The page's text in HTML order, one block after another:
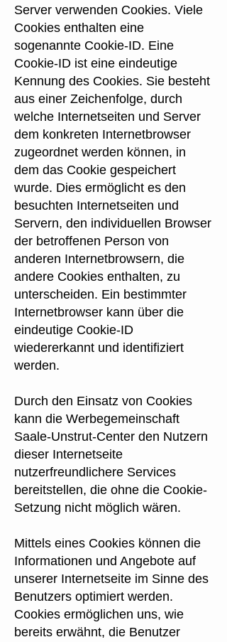
Server verwenden Cookies. Viele
Cookies enthalten eine
sogenannte Cookie-ID. Eine
Cookie-ID ist eine eindeutige
Kennung des Cookies. Sie besteht
aus einer Zeichenfolge, durch
welche Internetseiten und Server
dem konkreten Internetbrowser
zugeordnet werden können, in
dem das Cookie gespeichert
wurde. Dies ermöglicht es den
besuchten Internetseiten und
Servern, den individuellen Browser
der betroffenen Person von
anderen Internetbrowsern, die
andere Cookies enthalten, zu
unterscheiden. Ein bestimmter
Internetbrowser kann über die
eindeutige Cookie-ID
wiedererkannt und identifiziert
werden.
Durch den Einsatz von Cookies
kann die Werbegemeinschaft
Saale-Unstrut-Center den Nutzern
dieser Internetseite
nutzerfreundlichere Services
bereitstellen, die ohne die Cookie-
Setzung nicht möglich wären.
Mittels eines Cookies können die
Informationen und Angebote auf
unserer Internetseite im Sinne des
Benutzers optimiert werden.
Cookies ermöglichen uns, wie
bereits erwähnt, die Benutzer